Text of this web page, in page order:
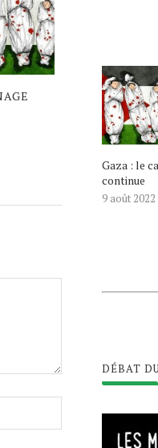
EN
AGGRAVE
20
Gaza : le
continue
9 août 2022
DÉBAT